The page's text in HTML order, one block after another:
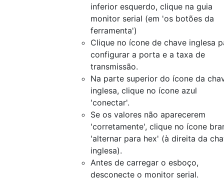
inferior esquerdo, clique na guia
monitor serial (em 'os botões da
ferramenta')
Clique no ícone de chave inglesa
configurar a porta e a taxa de
transmissão.
Na parte superior do ícone da
inglesa, clique no ícone azul
'conectar'.
Se os valores não aparecerem
'corretamente', clique no ícone
'alternar para hex' (à direita da
inglesa).
Antes de carregar o esboço,
desconecte o monitor serial.